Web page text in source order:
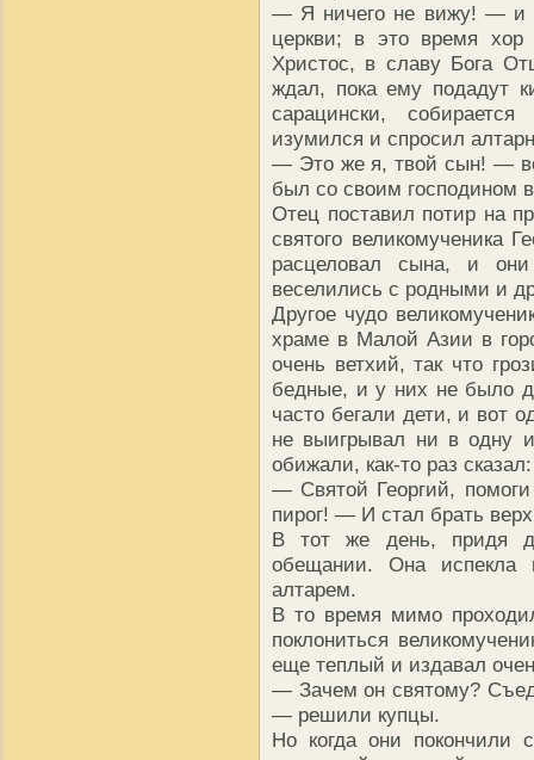
— Я ничего не вижу! — и
церкви; в это время
Христос, в славу Бога
ждал, пока ему подадут
сарацински,
изумился и спросил
— Это же я, твой сын! —
был со своим господином
Отец поставил потир на
святого великомученика
расцеловал сына, и
веселились с родными и
Другое чудо
храме в Малой Азии в
очень ветхий, так что
бедные, и у них не было
часто бегали дети, и вот
не выигрывал ни в одну
обижали, как-то раз сказал:
— Святой Георгий,
пирог! — И стал брать
В тот же день, придя
обещании. Она испекла
алтарем.
В то время мимо
поклониться
еще теплый и издавал
— Зачем он святому?
— решили купцы.
Но когда они покончили